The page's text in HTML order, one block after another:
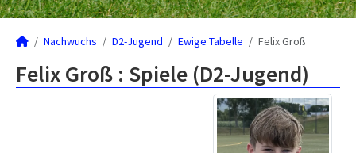
Nachwuchs D2-Jugend Ewige Tabelle Felix Groß
Felix Groß : Spiele (D2-Jugend)